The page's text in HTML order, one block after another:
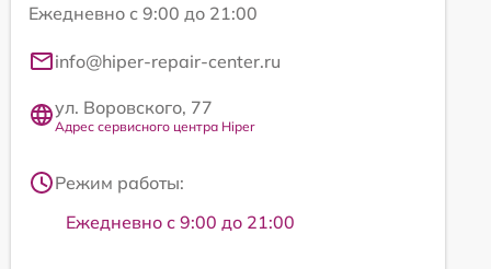
Ежедневно с 9:00 до 21:00
info@hiper-repair-center.ru
ул. Воровского, 77
Адрес сервисного центра Hiper
Режим работы:
Ежедневно с 9:00 до 21:00